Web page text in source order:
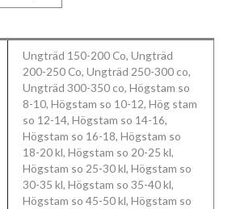
Ungträd 150-200 Co, Ungträd
200-250 Co, Ungträd 250-300 co,
Ungträd 300-350 co, Högstam so
8-10, Högstam so 10-12, Hög stam
so 12-14, Högstam so 14-16,
Högstam so 16-18, Högstam so
18-20 kl, Högstam so 20-25 kl,
Högstam so 25-30 kl, Högstam so
30-35 kl, Högstam so 35-40 kl,
Högstam so 45-50 kl, Högstam so